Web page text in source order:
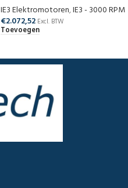
IE3 Elektromotoren,IE3 - 3000 RPM
€2.072,52 Excl. BTW
Toevoegen